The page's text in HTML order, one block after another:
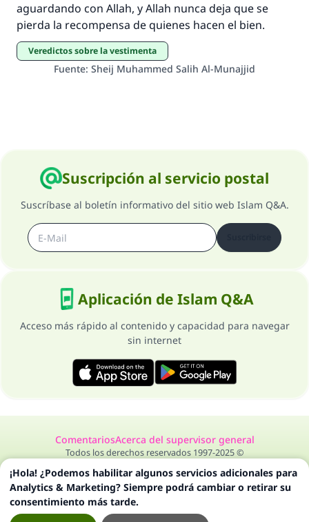
aguardando con Allah, y Allah nunca deja que se
pierda la recompensa de quienes hacen el bien.
Veredictos sobre la vestimenta
Fuente: Sheij Muhammed Salih Al-Munajjid
Suscripción al servicio postal
Suscríbase al boletín informativo del sitio web Islam Q&A.
Aplicación de Islam Q&A
Acceso más rápido al contenido y capacidad para navegar
sin internet
ComentariosAcerca del supervisor general
Todos los derechos reservados 1997-2025 ©
¡Hola! ¿Podemos habilitar algunos servicios adicionales para
Analytics & Marketing? Siempre podrá cambiar o retirar su
consentimiento más tarde.